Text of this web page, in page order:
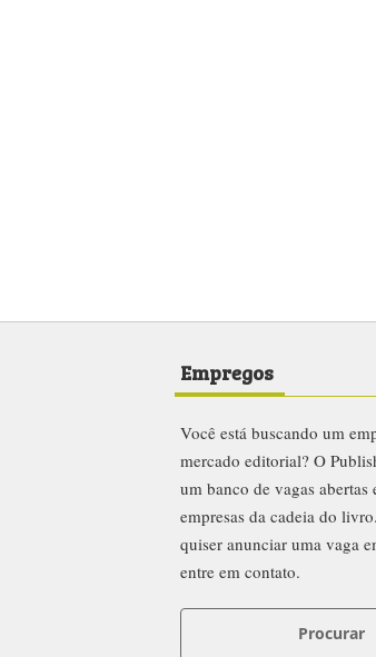
Empregos
Você está buscando um
mercado editorial? O
um banco de vagas abertas
empresas da cadeia do
quiser anunciar uma vaga
entre em contato.
Procurar